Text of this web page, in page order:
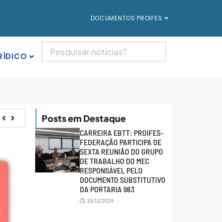
DOCUMENTOS PROIFES
Posts em Destaque
CARREIRA EBTT: PROIFES-
FEDERAÇÃO PARTICIPA DE
SEXTA REUNIÃO DO GRUPO
DE TRABALHO DO MEC
RESPONSÁVEL PELO
DOCUMENTO SUBSTITUTIVO
DA PORTARIA 983
16/12/2024